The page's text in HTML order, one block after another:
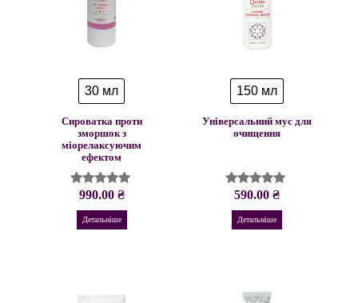
30 мл
Сироватка проти
зморшок з
міорелаксуючим
ефектом
Оцінено в
з 5
990.00 ₴
Детальніше
150 мл
Універсальний мус для
очищення
Оцінено в
з 5
590.00 ₴
Детальніше